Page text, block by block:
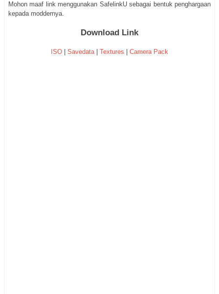
Mohon maaf link menggunakan SafelinkU sebagai bentuk penghargaan
kepada moddernya.
Download Link
ISO Savedata| Textures Camera Pack